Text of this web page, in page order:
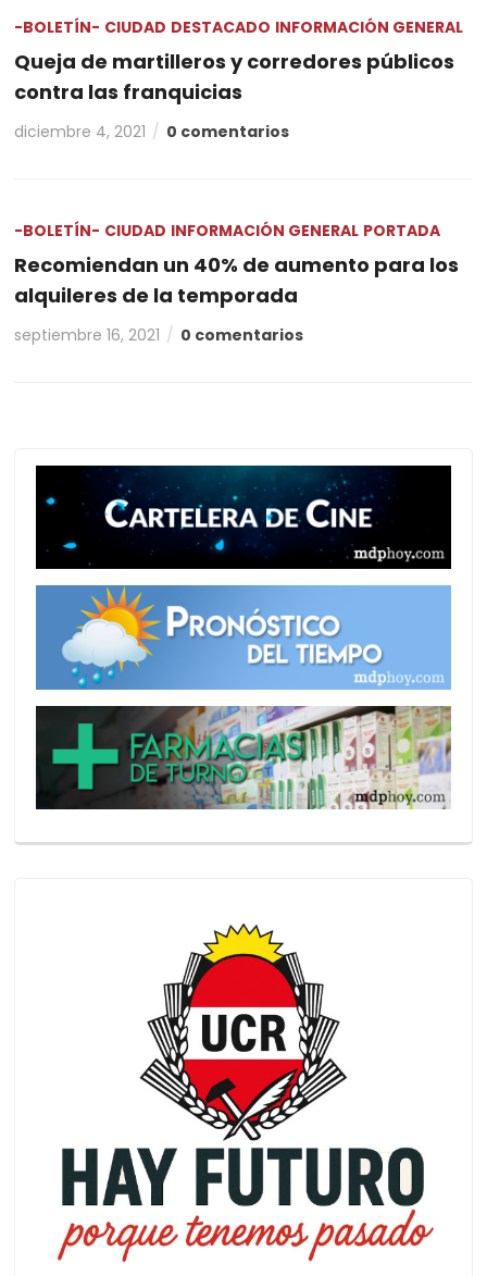
-BOLETÍN- CIUDAD DESTACADO INFORMACIÓN GENERAL
Queja de martilleros y corredores públicos
contra las franquicias
diciembre 4, 2021 0 comentarios
-BOLETÍN- CIUDAD INFORMACIÓN GENERAL PORTADA
Recomiendan un 40% de aumento para los
alquileres de la temporada
septiembre 16, 2021 0 comentarios